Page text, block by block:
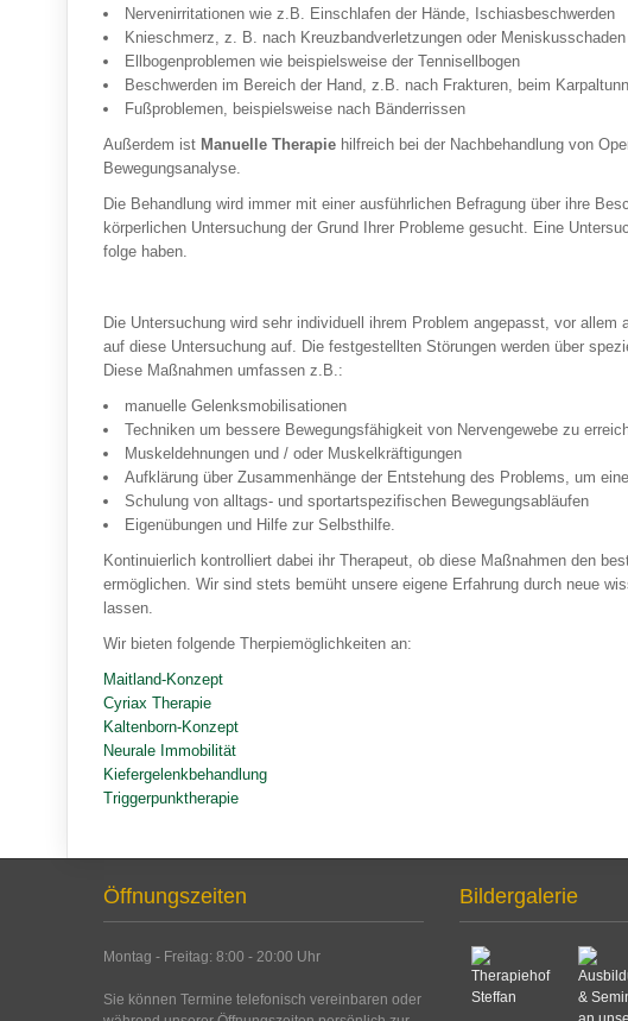
Nervenirritationen wie z.B. Einschlafen der Hände, Ischiasbeschwerden
Knieschmerz, z. B. nach Kreuzbandverletzungen oder Meniskusschaden
Ellbogenproblemen wie beispielsweise der Tennisellbogen
Beschwerden im Bereich der Hand, z.B. nach Frakturen, beim
Fußproblemen, beispielsweise nach Bänderrissen
Außerdem ist Manuelle Therapie hilfreich bei der Nachbehandlung von
Bewegungsanalyse.
Die Behandlung wird immer mit einer ausführlichen Befragung über ihre
körperlichen Untersuchung der Grund Ihrer Probleme gesucht. Eine
folge haben.
Die Untersuchung wird sehr individuell ihrem Problem angepasst, vor
auf diese Untersuchung auf. Die festgestellten Störungen werden über
Diese Maßnahmen umfassen z.B.:
manuelle Gelenksmobilisationen
Techniken um bessere Bewegungsfähigkeit von Nervengewebe zu
Muskeldehnungen und / oder Muskelkräftigungen
Aufklärung über Zusammenhänge der Entstehung des Problems, um
Schulung von alltags- und sportartspezifischen Bewegungsabläufen
Eigenübungen und Hilfe zur Selbsthilfe.
Kontinuierlich kontrolliert dabei ihr Therapeut, ob diese Maßnahmen den
ermöglichen. Wir sind stets bemüht unsere eigene Erfahrung durch neue
lassen.
Wir bieten folgende Therpiemöglichkeiten an:
Maitland-Konzept
Cyriax Therapie
Kaltenborn-Konzept
Neurale Immobilität
Kiefergelenkbehandlung
Triggerpunktherapie
Öffnungszeiten
Montag - Freitag: 8:00 - 20:00 Uhr
Sie können Termine telefonisch vereinbaren oder
Bildergalerie